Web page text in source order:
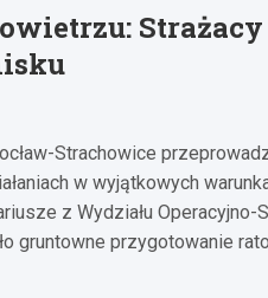
Strachowice
w wyjątkowych
z Wydziału
gruntowne przygotowanie